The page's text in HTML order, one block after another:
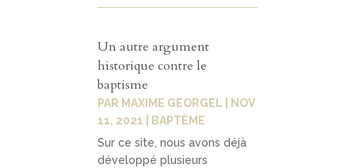
Un autre argument
historique contre le
baptisme
PAR MAXIME GEORGEL
NOV
11, 2021
BAPTÊME
Sur ce site, nous avons déjà
développé plusieurs